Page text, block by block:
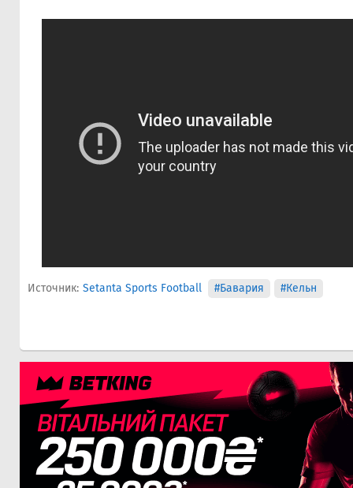
Источник: Setanta Sports Football #Бавария #Кельн